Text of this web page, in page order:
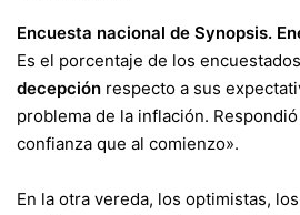
Encuesta nacional de Synopsis.
Es el porcentaje de los
decepción respecto a sus
problema de la inflación.
confianza que al comienzo».
En la otra vereda, los optimistas,